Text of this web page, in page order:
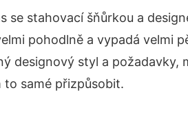
se stahovací šňůrkou a
pohodlně a vypadá velmi
designový styl a požadavky,
to samé přizpůsobit.